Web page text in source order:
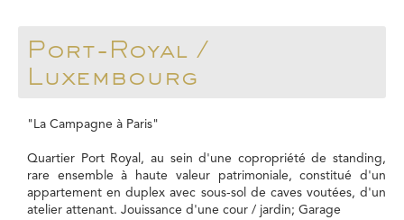
Port-Royal /
Luxembourg
"La Campagne à Paris"
Quartier Port Royal, au sein d'une copropriété de standing,
rare ensemble à haute valeur patrimoniale, constitué d'un
appartement en duplex avec sous-sol de caves voutées, d'un
atelier attenant. Jouissance d'une cour / jardin; Garage